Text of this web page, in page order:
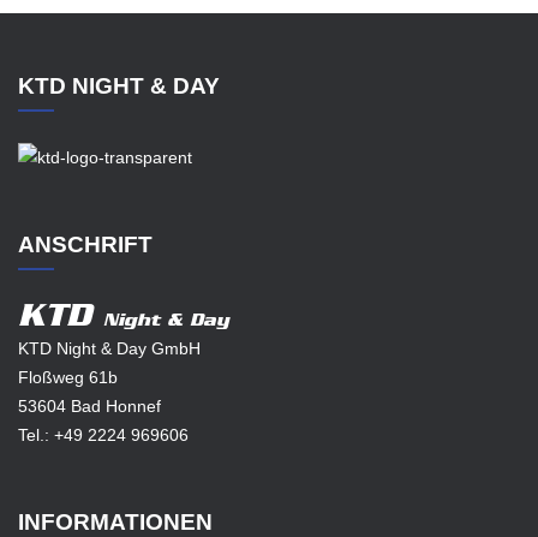
KTD NIGHT & DAY
ANSCHRIFT
KTD
Night & Day
KTD Night & Day GmbH
Floßweg 61b
53604 Bad Honnef
Tel.: +49 2224 969606
INFORMATIONEN